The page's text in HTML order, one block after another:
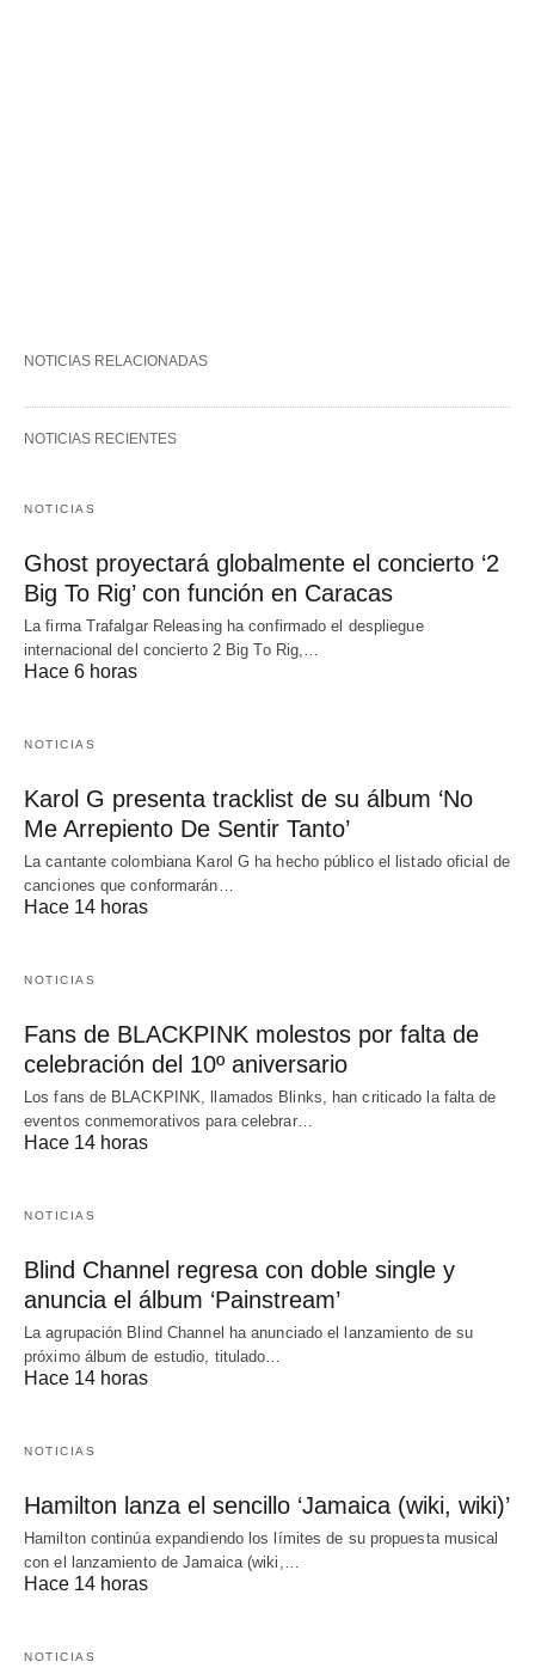
NOTICIAS RELACIONADAS
NOTICIAS RECIENTES
NOTICIAS
Ghost proyectará globalmente el concierto ‘2
Big To Rig’ con función en Caracas
La firma Trafalgar Releasing ha confirmado el despliegue
internacional del concierto 2 Big To Rig,…
Hace 6 horas
NOTICIAS
Karol G presenta tracklist de su álbum ‘No
Me Arrepiento De Sentir Tanto’
La cantante colombiana Karol G ha hecho público el listado oficial de
canciones que conformarán…
Hace 14 horas
NOTICIAS
Fans de BLACKPINK molestos por falta de
celebración del 10º aniversario
Los fans de BLACKPINK, llamados Blinks, han criticado la falta de
eventos conmemorativos para celebrar…
Hace 14 horas
NOTICIAS
Blind Channel regresa con doble single y
anuncia el álbum ‘Painstream’
La agrupación Blind Channel ha anunciado el lanzamiento de su
próximo álbum de estudio, titulado…
Hace 14 horas
NOTICIAS
Hamilton lanza el sencillo ‘Jamaica (wiki, wiki)’
Hamilton continúa expandiendo los límites de su propuesta musical
con el lanzamiento de Jamaica (wiki,…
Hace 14 horas
NOTICIAS